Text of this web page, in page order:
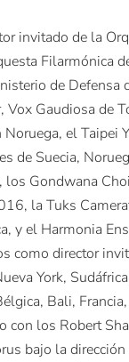
invitado de la
Filarmónica
de Defensa
Vox Gaudiosa de
el Taipei
de Suecia,
los Gondwana
la Tuks
y el Harmonia
como director
York,
Bali,
con los Robert
bajo la